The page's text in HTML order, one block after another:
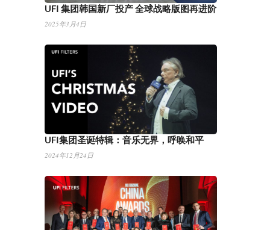
UFI 集团韩国新厂投产 全球战略版图再进阶
2025年3月4日
UFI集团圣诞特辑：音乐无界，呼唤和平
2024年12月24日